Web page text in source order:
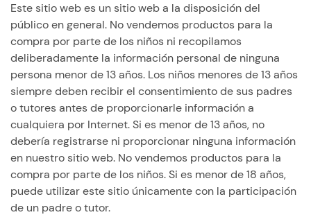
Este sitio web es un sitio web a la disposición del
público en general. No vendemos productos para la
compra por parte de los niños ni recopilamos
deliberadamente la información personal de ninguna
persona menor de 13 años. Los niños menores de 13 años
siempre deben recibir el consentimiento de sus padres
o tutores antes de proporcionarle información a
cualquiera por Internet. Si es menor de 13 años, no
debería registrarse ni proporcionar ninguna información
en nuestro sitio web. No vendemos productos para la
compra por parte de los niños. Si es menor de 18 años,
puede utilizar este sitio únicamente con la participación
de un padre o tutor.